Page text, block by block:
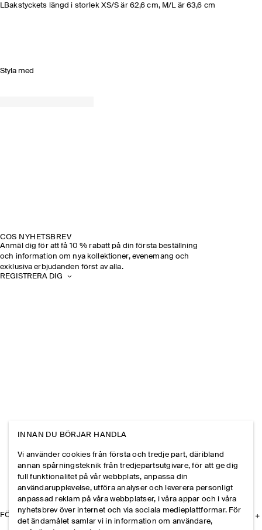
LBakstyckets längd i storlek XS/S är 62,6 cm, M/L är 63,6 cm
Styla med
COS NYHETSBREV
Anmäl dig för att få 10 % rabatt på din första beställning
och information om nya kollektioner, evenemang och
exklusiva erbjudanden först av alla.
REGISTRERA DIG
FÖRETAGET
INNAN DU BÖRJAR HANDLA
Vi använder cookies från första och tredje part, däribland
annan spårningsteknik från tredjepartsutgivare, för att ge dig
full funktionalitet på vår webbplats, anpassa din
användarupplevelse, utföra analyser och leverera personligt
anpassad reklam på våra webbplatser, i våra appar och i våra
nyhetsbrev över internet och via sociala medieplattformar. För
det ändamålet samlar vi in information om användare,